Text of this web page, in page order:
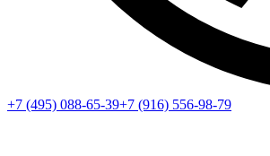
+7 (495) 088-65-39+7 (916) 556-98-79